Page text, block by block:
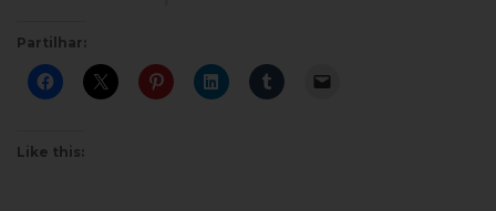
Partilhar:
Like this: